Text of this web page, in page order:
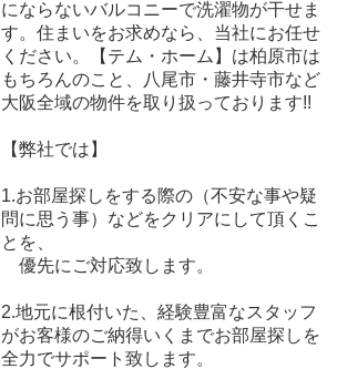
にならないバルコニーで洗濯物が干せま
す。住まいをお求めなら、当社にお任せ
ください。【テム・ホーム】は柏原市は
もちろんのこと、八尾市・藤井寺市など
大阪全域の物件を取り扱っております!!
【弊社では】
1.お部屋探しをする際の（不安な事や疑
問に思う事）などをクリアにして頂くこ
とを、
優先にご対応致します。
2.地元に根付いた、経験豊富なスタッフ
がお客様のご納得いくまでお部屋探しを
全力でサポート致します。